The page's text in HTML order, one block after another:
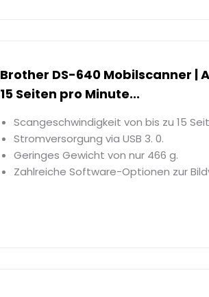
Brother DS-640 Mobilscanner |
15 Seiten pro Minute...
Scangeschwindigkeit von bis zu 15
Stromversorgung via USB 3. 0.
Geringes Gewicht von nur 466 g.
Zahlreiche Software-Optionen zur